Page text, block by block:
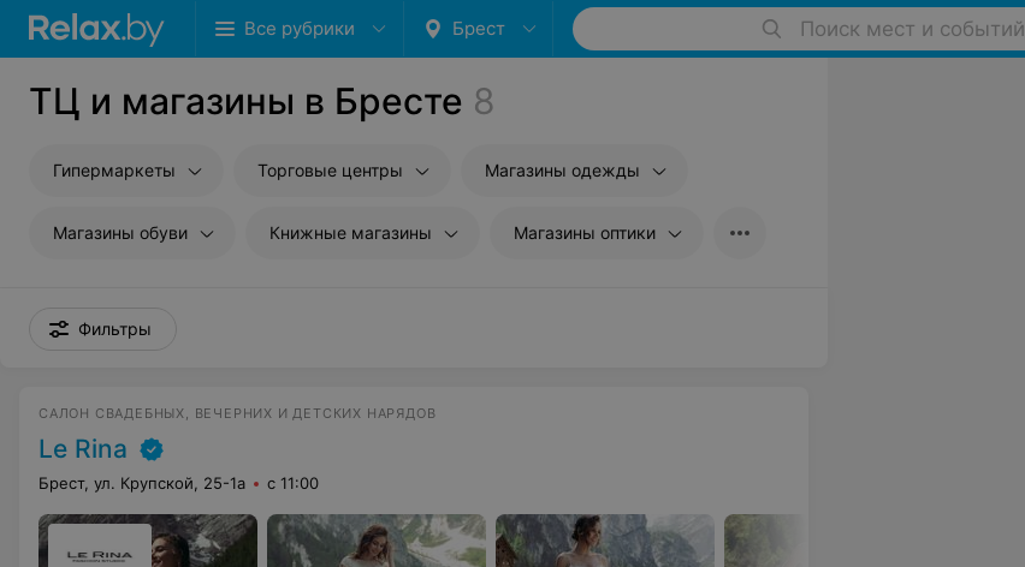
Все рубрики Брест Поиск мест и событий
ТЦ и магазины в Бресте 8
Гипермаркеты Торговые центры Магазины одежды
Магазины обуви Книжные магазины Магазины оптики
Фильтры
САЛОН СВАДЕБНЫХ, ВЕЧЕРНИХ И ДЕТСКИХ НАРЯДОВ
Le Rina
Брест, ул. Крупской, 25-1а с 11:00